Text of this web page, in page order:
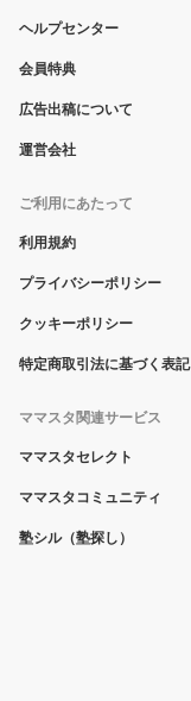
ヘルプセンター
会員特典
広告出稿について
運営会社
ご利用にあたって
利用規約
プライバシーポリシー
クッキーポリシー
特定商取引法に基づく表記
ママスタ関連サービス
ママスタセレクト
ママスタコミュニティ
塾シル（塾探し）